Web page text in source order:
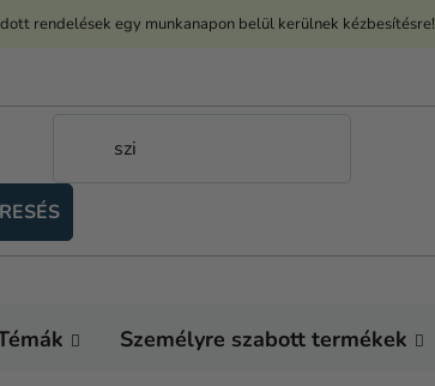
rendelések egy munkanapon belül kerülnek kézbesítésre!
Személyre szabott termékek